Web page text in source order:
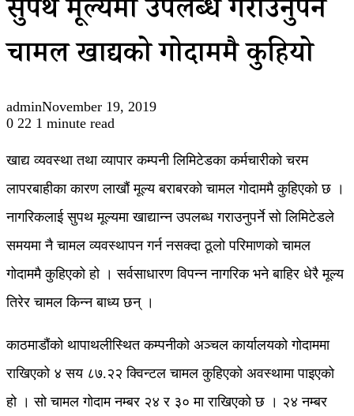
सुपथ मूल्यमा उपलब्ध गराउनुपर्ने
चामल खाद्यको गोदाममै कुहियो
adminNovember 19, 2019
0 22 1 minute read
खाद्य व्यवस्था तथा व्यापार कम्पनी लिमिटेडका कर्मचारीको चरम
लापरबाहीका कारण लाखौं मूल्य बराबरको चामल गोदाममै कुहिएको छ ।
नागरिकलाई सुपथ मूल्यमा खाद्यान्न उपलब्ध गराउनुपर्ने सो लिमिटेडले
समयमा नै चामल व्यवस्थापन गर्न नसक्दा ठूलो परिमाणको चामल
गोदाममै कुहिएको हो । सर्वसाधारण विपन्न नागरिक भने बाहिर धेरै मूल्य
तिरेर चामल किन्न बाध्य छन् ।
काठमाडौंको थापाथलीस्थित कम्पनीको अञ्चल कार्यालयको गोदाममा
राखिएको ४ सय ८७.२२ क्विन्टल चामल कुहिएको अवस्थामा पाइएको
हो । सो चामल गोदाम नम्बर २४ र ३० मा राखिएको छ । २४ नम्बर